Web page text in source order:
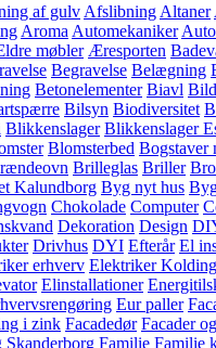
af gulv Afslibning Altaner
Aroma Automekaniker
møbler Æresporten
Begravelse Belægning
Betonelementer Biavl
Bilsyn Biodiversitet
Blikkenslager Blikkenslager
Blomsterbed Bogstaver
Brilleglas Briller
Kalundborg Byg nyt hus
Chokolade Computer
Dekoration Design
Drivhus DYI Efterår El
erhverv Elektriker Kolding
Elinstallationer
Eur paller
i zink Facadedør Facader
Familie Familie